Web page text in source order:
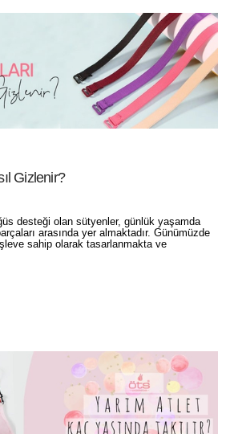
Gizlenir?
desteği olan sütyenler, günlük yaşamda
arasında yer almaktadır. Günümüzde
sahip olarak tasarlanmakta ve